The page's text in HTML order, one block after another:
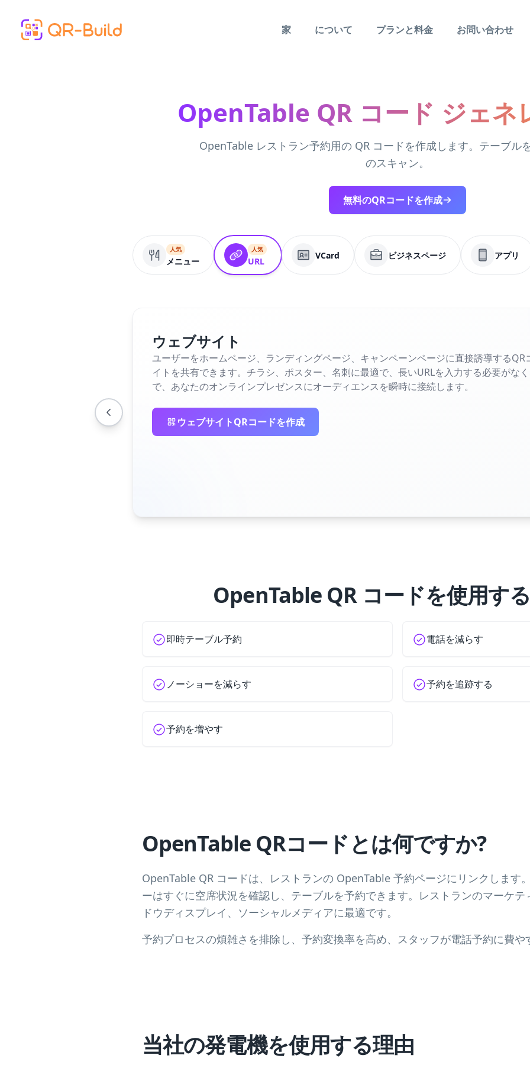
家
について プランと料金 お問い合わせ
OpenTable QR コード ジェネ
OpenTable レストラン予約用の QR コードを作成します。テーブル
のスキャン。
無料のQRコードを作成
人気
メニュー
人気
URL
VCard ビジネスページ アプリ
ウェブサイト
ユーザーをホームページ、ランディングページ、キャンペーンページに直接誘導する
イトを共有できます。チラシ、ポスター、名刺に最適で、長いURLを入力する必要がな
で、あなたのオンラインプレゼンスにオーディエンスを瞬時に接続します。
ウェブサイトQRコードを作成
OpenTable QR コードを使用す
即時テーブル予約 電話を減らす
ノーショーを減らす 予約を追跡する
予約を増やす
OpenTable QRコードとは何ですか?
OpenTable QR コードは、レストランの OpenTable 予約ページにリンクします
ーはすぐに空席状況を確認し、テーブルを予約できます。レストランのマーケ
ドウディスプレイ、ソーシャルメディアに最適です。
予約プロセスの煩雑さを排除し、予約変換率を高め、スタッフが電話予約に費
当社の発電機を使用する理由